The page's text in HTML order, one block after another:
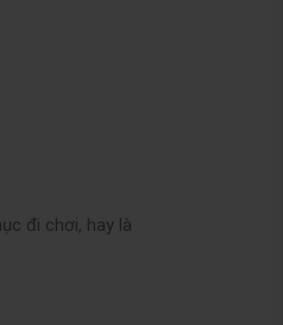
đi chơi, hay là